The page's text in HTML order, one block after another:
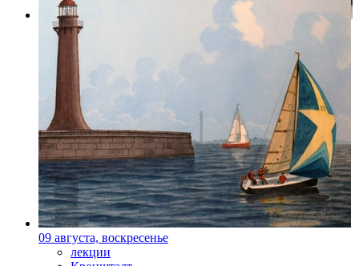
Фото: Пресс-служба Мариинский театр
09 августа, воскресенье
лекции